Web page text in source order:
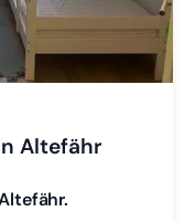
1 wechseln
2 wechseln
3 wechseln
Altefähr